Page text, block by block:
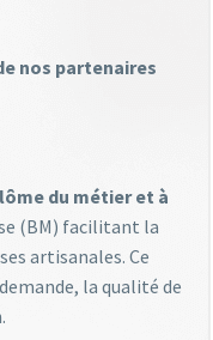
nos partenaires
du métier et à
(BM) facilitant la
artisanales. Ce
la qualité de